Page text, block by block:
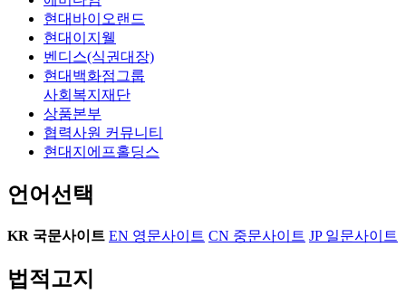
현대바이오랜드
현대이지웰
벤디스(식권대장)
현대백화점그룹
사회복지재단
상품본부
협력사원 커뮤니티
현대지에프홀딩스
언어선택
KR 국문사이트 EN 영문사이트 CN 중문사이트 JP일문사이트
법적고지